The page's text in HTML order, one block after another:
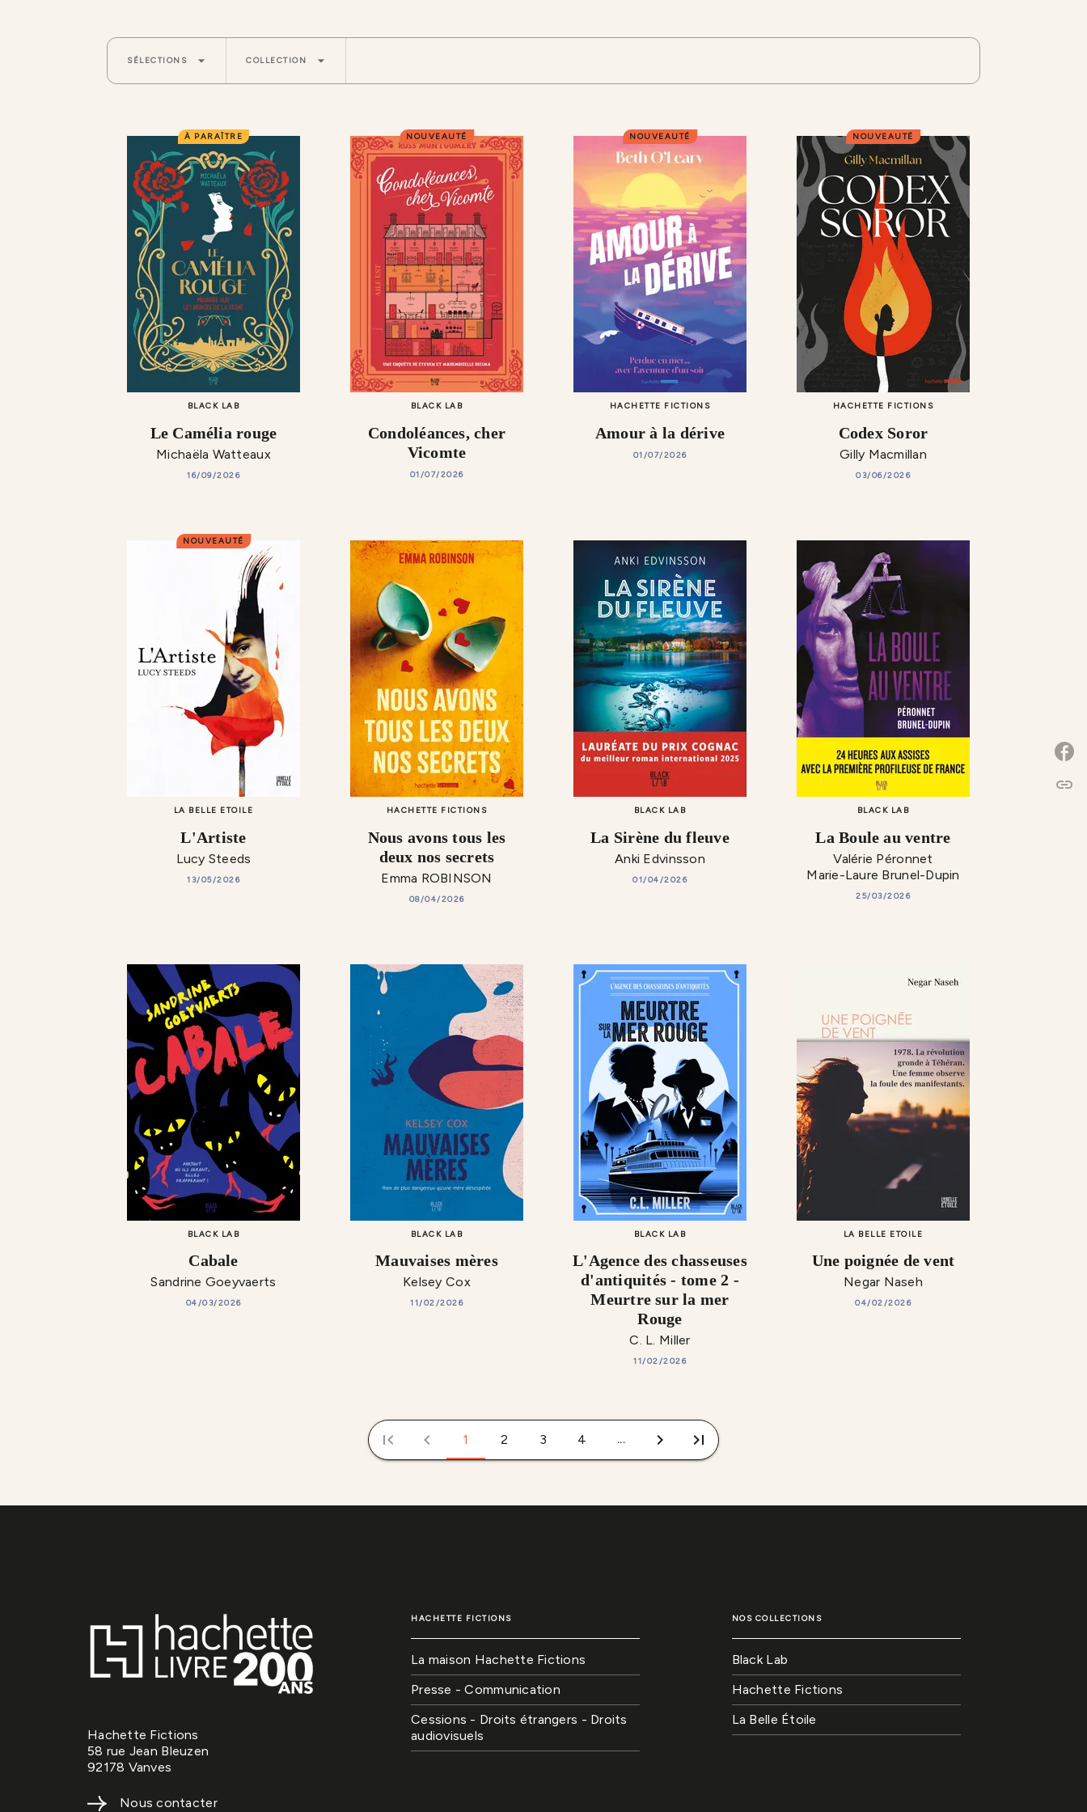
SÉLECTIONS arrow_drop_down COLLECTION arrow_drop_down
À PARAÎTRE
BLACK LAB
Le Camélia rouge
Michaëla Watteaux
16/09/2026
NOUVEAUTÉ
BLACK LAB
Condoléances, cher
Vicomte
01/07/2026
NOUVEAUTÉ
HACHETTE FICTIONS
Amour à la dérive
01/07/2026
NOUVEAUTÉ
HACHETTE FICTIONS
Codex Soror
Gilly Macmillan
03/06/2026
NOUVEAUTÉ
LA BELLE ETOILE
L'Artiste
Lucy Steeds
13/05/2026
HACHETTE FICTIONS
Nous avons tous les
deux nos secrets
Emma ROBINSON
08/04/2026
BLACK LAB
La Sirène du fleuve
Anki Edvinsson
01/04/2026
BLACK LAB
La Boule au ventre
Valérie Péronnet
Marie-Laure Brunel-Dupin
25/03/2026
BLACK LAB
Cabale
Sandrine Goeyvaerts
04/03/2026
BLACK LAB
Mauvaises mères
Kelsey Cox
11/02/2026
BLACK LAB
L'Agence des chasseuses
d'antiquités - tome 2 -
Meurtre sur la mer
Rouge
C. L. Miller
11/02/2026
LA BELLE ETOILE
Une poignée de vent
Negar Naseh
04/02/2026
first_page chevron_left 1 2 3 4 ... chevron_right last_page
link
Hachette Fictions
58 rue Jean Bleuzen
92178 Vanves
Nous contacter
HACHETTE FICTIONS
La maison Hachette Fictions
Presse - Communication
Cessions - Droits étrangers - Droits
audiovisuels
NOS COLLECTIONS
Black Lab
Hachette Fictions
La Belle Étoile